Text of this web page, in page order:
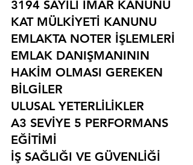
3194 SAYILI İMAR KANUNU
KAT MÜLKİYETİ KANUNU
EMLAKTA NOTER İŞLEMLERİ
EMLAK DANIŞMANININ
HAKİM OLMASI GEREKEN
BİLGİLER
ULUSAL YETERLİLİKLER
A3 SEVİYE 5 PERFORMANS
EĞİTİMİ
İŞ SAĞLIĞI VE GÜVENLİĞİ